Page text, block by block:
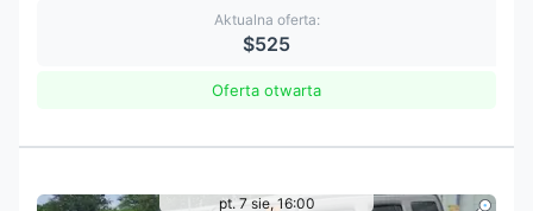
Aktualna oferta:
$525
Oferta otwarta
pt. 7 sie, 16:00